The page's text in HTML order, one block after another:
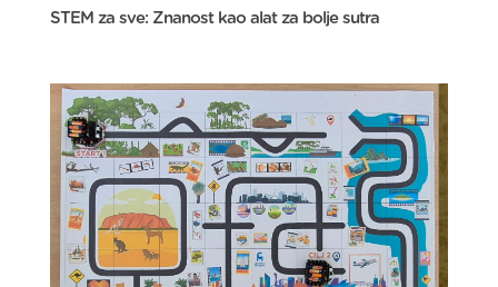
STEM za sve: Znanost kao alat za bolje sutra